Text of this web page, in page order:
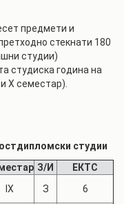
предмети и
стекнати 180
студии)
студиска година на
X семестар).
студии
З/И
ЕКТС
IX З 6